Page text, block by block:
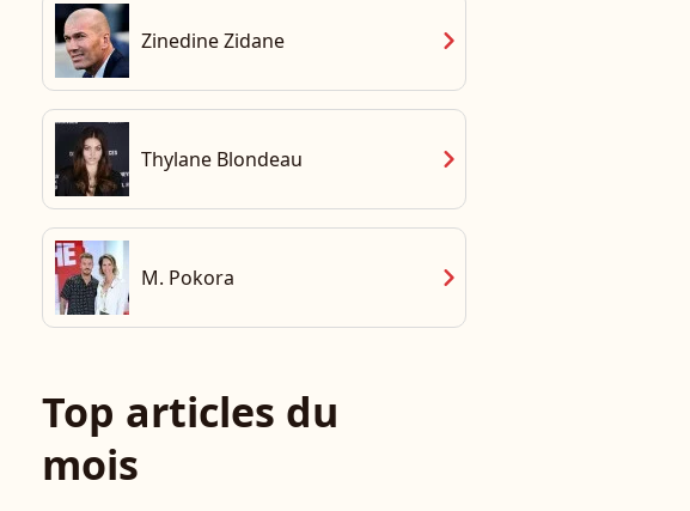
Zinedine Zidane chevron_right
Thylane Blondeau chevron_right
M. Pokora chevron_right
Top articles du
mois